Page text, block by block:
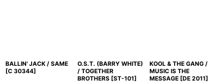
BALLIN' JACK / SAME
[C 30344]
O.S.T. (BARRY WHITE)
/ TOGETHER
BROTHERS [ST-101]
KOOL & THE GANG /
MUSIC IS THE
MESSAGE [DE 2011]